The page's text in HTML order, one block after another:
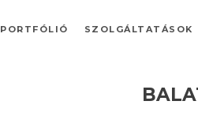
PORTFÓLIÓ SZOLGÁLTATÁSOK